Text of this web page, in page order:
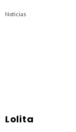
Noticias
Lolita